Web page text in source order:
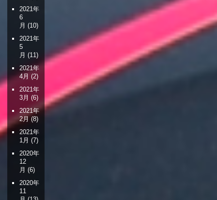
2021年
6
月 (10)
2021年
5
月 (11)
2021年
4月 (2)
2021年
3月 (6)
2021年
2月(8)
2021年
1月 (7)
2020年
12
月 (6)
2020年
11